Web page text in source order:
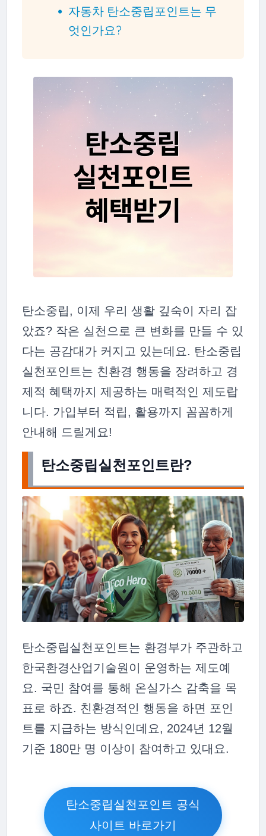
자동차 탄소중립포인트는 무
엇인가요?
탄소중립, 이제 우리 생활 깊숙이 자리 잡
았죠? 작은 실천으로 큰 변화를 만들 수 있
다는 공감대가 커지고 있는데요. 탄소중립
실천포인트는 친환경 행동을 장려하고 경
제적 혜택까지 제공하는 매력적인 제도랍
니다. 가입부터 적립, 활용까지 꼼꼼하게
안내해 드릴게요!
탄소중립실천포인트란?
탄소중립실천포인트는 환경부가 주관하고
한국환경산업기술원이 운영하는 제도예
요. 국민 참여를 통해 온실가스 감축을 목
표로 하죠. 친환경적인 행동을 하면 포인
트를 지급하는 방식인데요, 2024년 12월
기준 180만 명 이상이 참여하고 있대요.
탄소중립실천포인트 공식
사이트 바로가기